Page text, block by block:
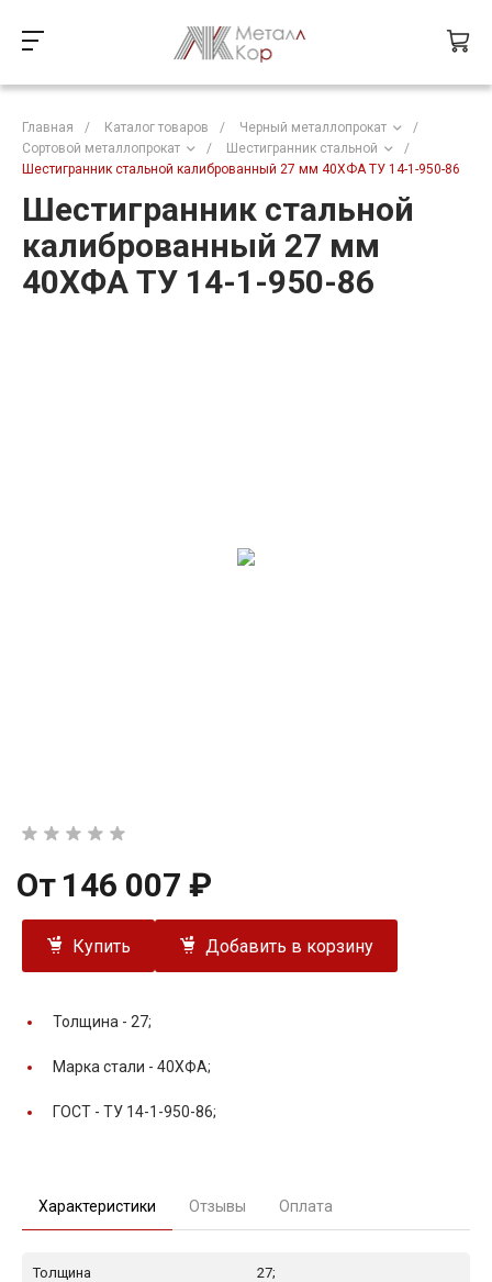
Главная / Каталог товаров / Черный металлопрокат
/
Сортовой металлопрокат
/ Шестигранник стальной
/
Шестигранник стальной калиброванный 27 мм 40ХФА ТУ 14-1-950-86
Шестигранник стальной
калиброванный 27 мм
40ХФА ТУ 14-1-950-86
От 146 007 ₽
Купить Добавить в корзину
Толщина - 27;
Марка стали - 40ХФА;
ГОСТ - ТУ 14-1-950-86;
Характеристики Отзывы Оплата
Толщина 27;